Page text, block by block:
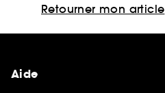
Retourner mon article
Aide